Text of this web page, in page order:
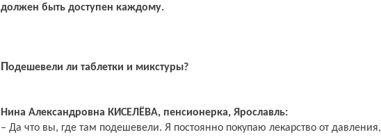
должен быть доступен каждому.
Подешевели ли таблетки и микстуры?
Нина Александровна КИСЕЛЁВА, пенсионерка, Ярославль:
– Да что вы, где там подешевели. Я постоянно покупаю лекарство от давления,